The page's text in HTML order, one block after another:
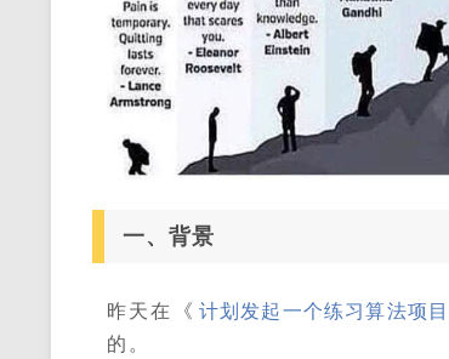
一、背景
昨天在《 计划发起一个练习算法项目
的。